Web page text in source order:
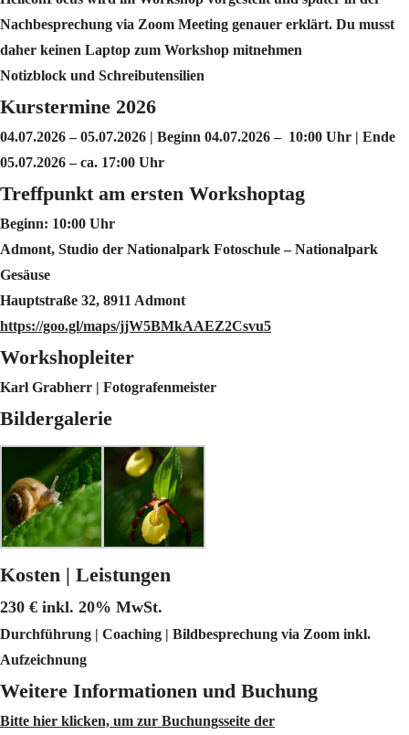
Nachbesprechung via Zoom Meeting genauer erklärt. Du musst
daher keinen Laptop zum Workshop mitnehmen
Notizblock und Schreibutensilien
Kurstermine 2026
04.07.2026 – 05.07.2026 | Beginn 04.07.2026 – 10:00 Uhr | Ende
05.07.2026 – ca. 17:00 Uhr
Treffpunkt am ersten Workshoptag
Beginn: 10:00 Uhr
Admont, Studio der Nationalpark Fotoschule – Nationalpark
Gesäuse
Hauptstraße 32, 8911 Admont
https://goo.gl/maps/jjW5BMkAAEZ2Csvu5
Workshopleiter
Karl Grabherr | Fotografenmeister
Bildergalerie
Kosten | Leistungen
230 € inkl. 20% MwSt.
Durchführung | Coaching | Bildbesprechung via Zoom inkl.
Aufzeichnung
Weitere Informationen und Buchung
Bitte hier klicken, um zur Buchungsseite der